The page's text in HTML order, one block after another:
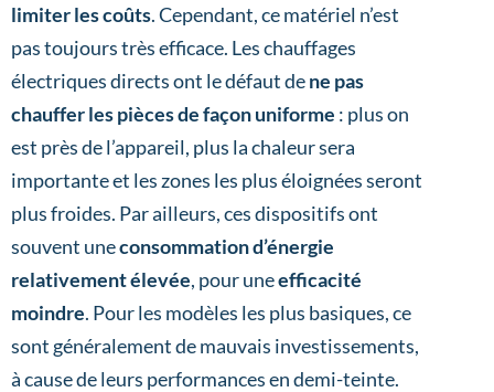
limiter les coûts. Cependant, ce matériel n’est
pas toujours très efficace. Les chauffages
électriques directs ont le défaut dene pas
chauffer les pièces de façon uniforme : plus on
est près de l’appareil, plus la chaleur sera
importante et les zones les plus éloignées seront
plus froides. Par ailleurs, ces dispositifs ont
souvent uneconsommation d’énergie
relativement élevée, pour uneefficacité
moindre. Pour les modèles les plus basiques, ce
sont généralement de mauvais investissements,
à cause de leurs performances en demi-teinte.